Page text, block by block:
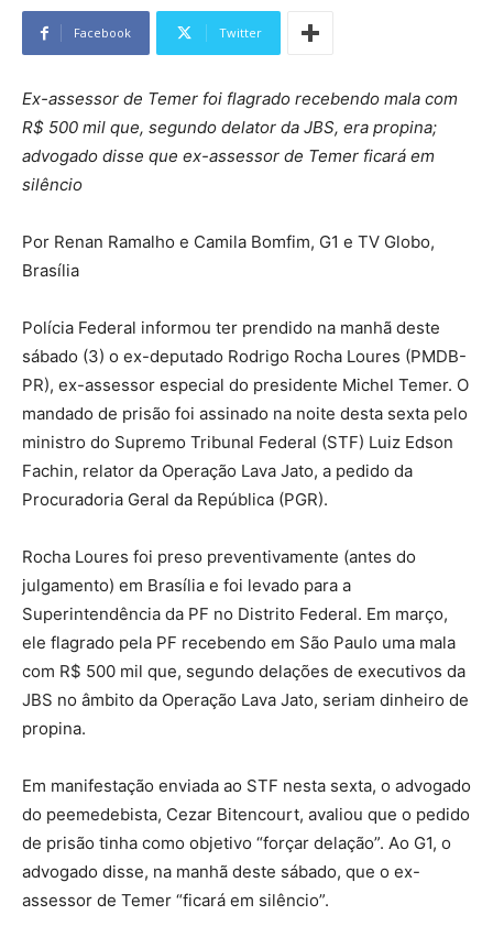
Facebook Twitter
Ex-assessor de Temer foi flagrado recebendo mala com
R$ 500 mil que, segundo delator da JBS, era propina;
advogado disse que ex-assessor de Temer ficará em
silêncio
Por Renan Ramalho e Camila Bomfim, G1 e TV Globo,
Brasília
Polícia Federal informou ter prendido na manhã deste
sábado (3) o ex-deputado Rodrigo Rocha Loures (PMDB-
PR), ex-assessor especial do presidente Michel Temer. O
mandado de prisão foi assinado na noite desta sexta pelo
ministro do Supremo Tribunal Federal (STF) Luiz Edson
Fachin, relator da Operação Lava Jato, a pedido da
Procuradoria Geral da República (PGR).
Rocha Loures foi preso preventivamente (antes do
julgamento) em Brasília e foi levado para a
Superintendência da PF no Distrito Federal. Em março,
ele flagrado pela PF recebendo em São Paulo uma mala
com R$ 500 mil que, segundo delações de executivos da
JBS no âmbito da Operação Lava Jato, seriam dinheiro de
propina.
Em manifestação enviada ao STF nesta sexta, o advogado
do peemedebista, Cezar Bitencourt, avaliou que o pedido
de prisão tinha como objetivo “forçar delação”. Ao G1, o
advogado disse, na manhã deste sábado, que o ex-
assessor de Temer “ficará em silêncio”.